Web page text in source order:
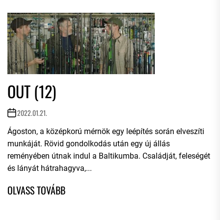
OUT (12)
2022.01.21.
Ágoston, a középkorú mérnök egy leépítés során elveszíti
munkáját. Rövid gondolkodás után egy új állás
reményében útnak indul a Baltikumba. Családját, feleségét
és lányát hátrahagyva,...